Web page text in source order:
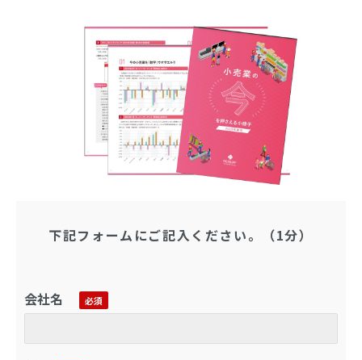
下記フォームにご記入ください。（1分）
会社名